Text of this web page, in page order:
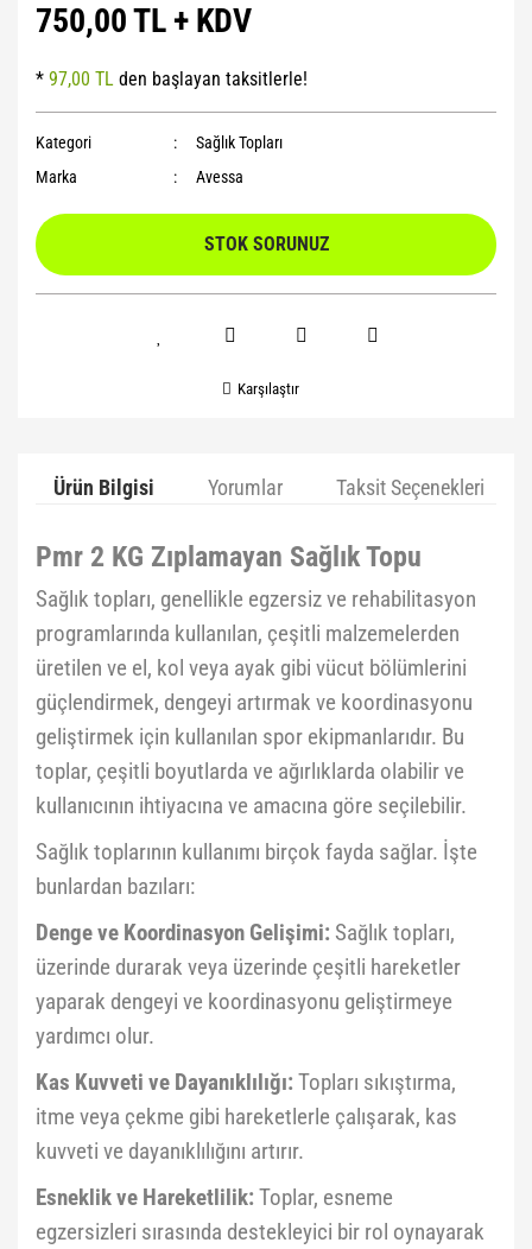
750,00 TL + KDV
* 97,00 TL den başlayan taksitlerle!
Kategori
Sağlık Topları
Marka
Avessa
STOK SORUNUZ
Karşılaştır
Ürün Bilgisi Yorumlar Taksit Seçenekleri
Pmr 2 KG Zıplamayan Sağlık Topu
Sağlık topları, genellikle egzersiz ve rehabilitasyon
programlarında kullanılan, çeşitli malzemelerden
üretilen ve el, kol veya ayak gibi vücut bölümlerini
güçlendirmek, dengeyi artırmak ve koordinasyonu
geliştirmek için kullanılan spor ekipmanlarıdır. Bu
toplar, çeşitli boyutlarda ve ağırlıklarda olabilir ve
kullanıcının ihtiyacına ve amacına göre seçilebilir.
Sağlık toplarının kullanımı birçok fayda sağlar. İşte
bunlardan bazıları:
Denge ve Koordinasyon Gelişimi: Sağlık topları,
üzerinde durarak veya üzerinde çeşitli hareketler
yaparak dengeyi ve koordinasyonu geliştirmeye
yardımcı olur.
Kas Kuvveti ve Dayanıklılığı: Topları sıkıştırma,
itme veya çekme gibi hareketlerle çalışarak, kas
kuvveti ve dayanıklılığını artırır.
Esneklik ve Hareketlilik: Toplar, esneme
egzersizleri sırasında destekleyici bir rol oynayarak